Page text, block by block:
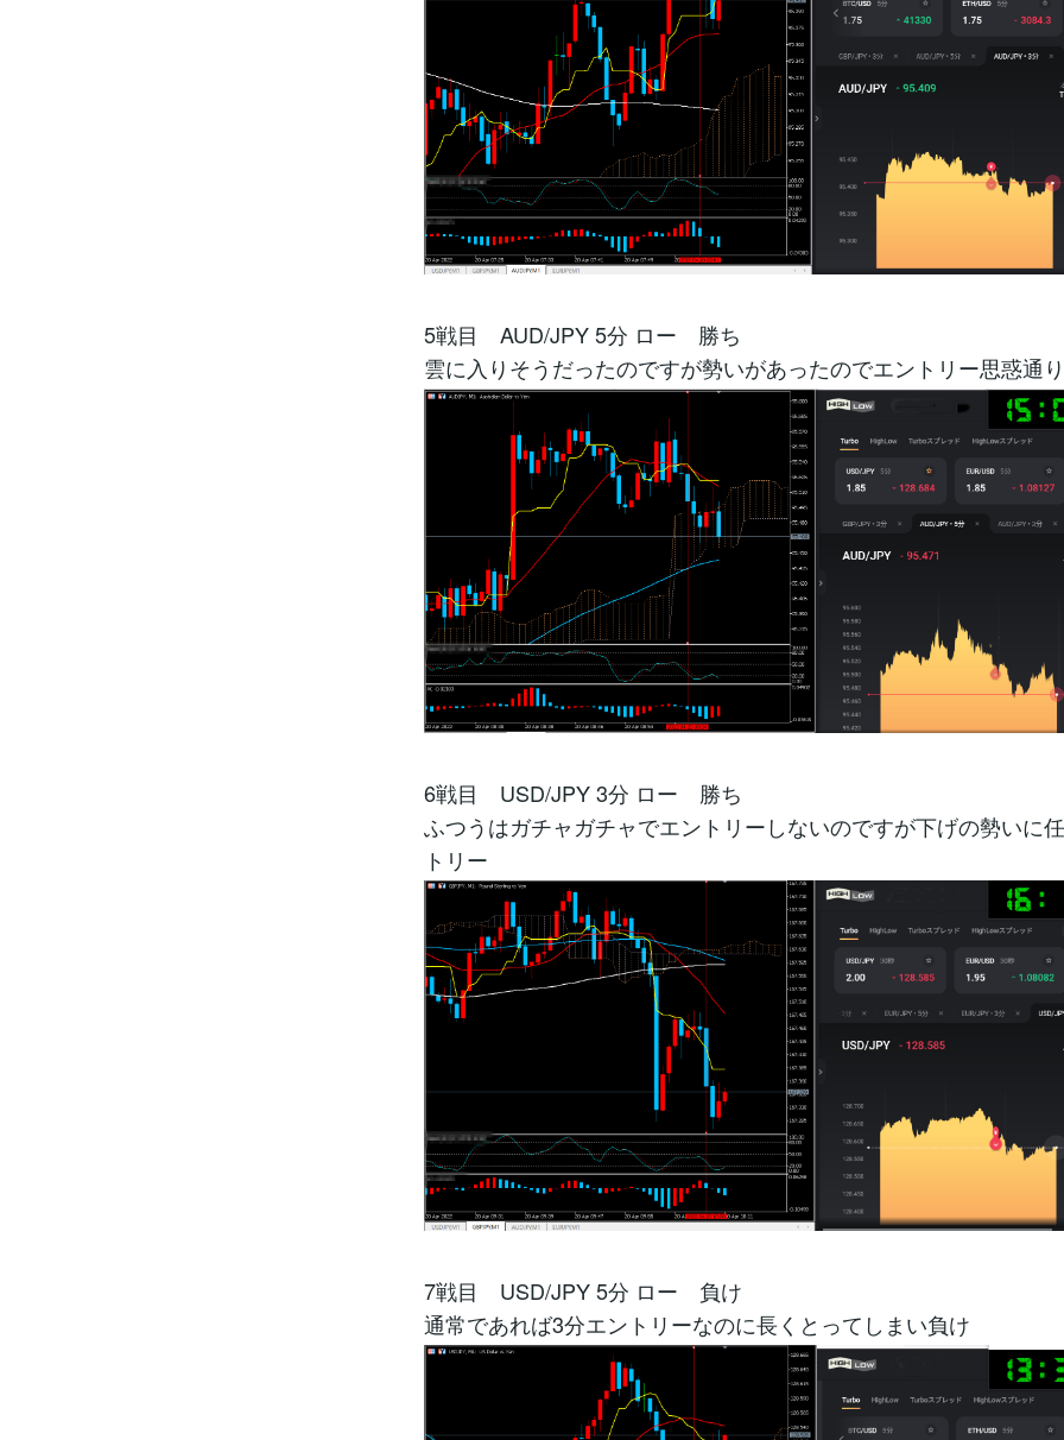
5戦目 AUD/JPY 5分 ロー 勝ち
雲に入りそうだったのですが勢いがあったのでエントリー思惑通
6戦目 USD/JPY 3分 ロー 勝ち
ふつうはガチャガチャでエントリーしないのですが下げの勢いに
トリー
7戦目 USD/JPY 5分 ロー 負け
通常であれば3分エントリーなのに長くとってしまい負け